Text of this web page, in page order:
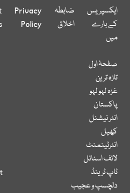
ایکسپریس
کے بارے
میں
ضابطہ
اخلاق
Privacy
Policy
صفحۂ اول
تازہ ترین
غزہ لہو لہو
پاکستان
انٹر نیشنل
کھیل
انٹرٹینمنٹ
لائف اسٹائل
ٹاپ ٹرینڈ
دلچسپ و عجیب